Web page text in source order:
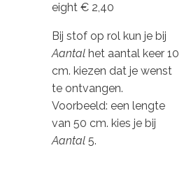
eight € 2,40
Bij stof op rol kun je bij
Aantal het aantal keer 10
cm. kiezen dat je wenst
te ontvangen.
Voorbeeld: een lengte
van 50 cm. kies je bij
Aantal 5.